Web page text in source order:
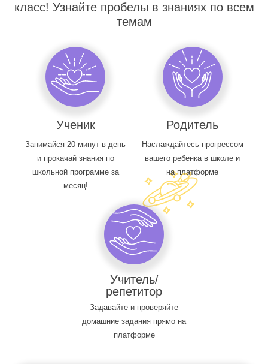
класс! Узнайте пробелы в знаниях по всем
темам
Ученик
Занимайся 20 минут в день
и прокачай знания по
школьной программе за
месяц!
Родитель
Наслаждайтесь прогрессом
вашего ребенка в школе и
на платформе
Учитель/
репетитор
Задавайте и проверяйте
домашние задания прямо на
платформе